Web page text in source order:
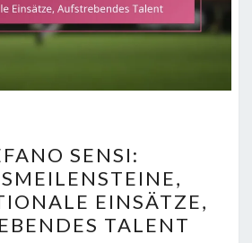
SENSI:
VEREINSMEILENSTEINE,
INTERNATIONALE
EINSÄTZE,
SENSI:
EINSÄTZE,
TALENT